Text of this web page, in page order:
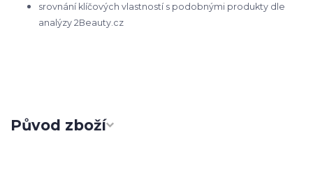
srovnání klíčových vlastností s podobnými produkty dle
analýzy 2Beauty.cz
Původ zboží